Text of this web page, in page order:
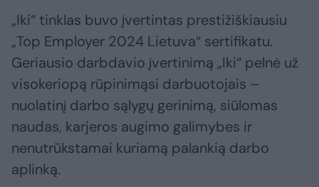
„Iki“ tinklas buvo įvertintas prestižiškiausiu
„Top Employer 2024 Lietuva“ sertifikatu.
Geriausio darbdavio įvertinimą „Iki“ pelnė už
visokeriopą rūpinimąsi darbuotojais –
nuolatinį darbo sąlygų gerinimą, siūlomas
naudas, karjeros augimo galimybes ir
nenutrūkstamai kuriamą palankią darbo
aplinką.